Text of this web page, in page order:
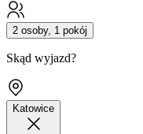
2 osoby, 1 pokój
Skąd wyjazd?
Katowice